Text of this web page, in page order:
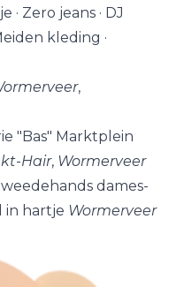
· Zero jeans · DJ
kleding ·
,
"Bas" Marktplein
-Hair, Wormerveer
dames-
in hartje Wormerveer